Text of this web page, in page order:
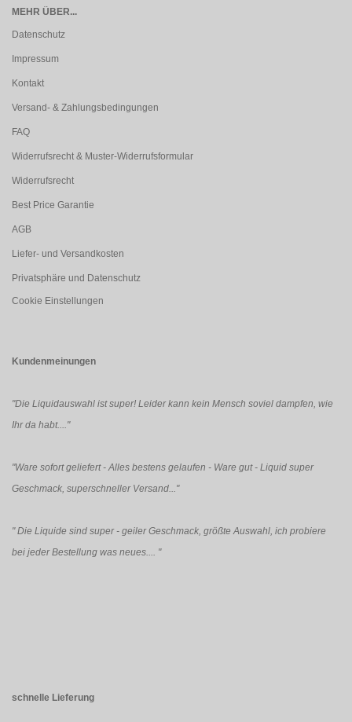
MEHR ÜBER...
Datenschutz
Impressum
Kontakt
Versand- & Zahlungsbedingungen
FAQ
Widerrufsrecht & Muster-Widerrufsformular
Widerrufsrecht
Best Price Garantie
AGB
Liefer- und Versandkosten
Privatsphäre und Datenschutz
Cookie Einstellungen
Kundenmeinungen
"Die Liquidauswahl ist super! Leider kann kein Mensch soviel dampfen, wie
Ihr da habt...."
"Ware sofort geliefert - Alles bestens gelaufen - Ware gut - Liquid super
Geschmack, superschneller Versand..."
"Die Liquide sind super - geiler Geschmack, größte Auswahl, ich probiere
bei jeder Bestellung was neues.... "
schnelle Lieferung